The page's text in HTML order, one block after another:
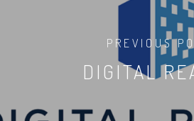
PREVIOUS
DIGITAL